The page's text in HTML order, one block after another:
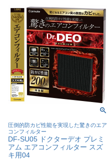
圧倒的防カビ性能を実現した驚きのエア
コンフィルター
DF-SU05 ドクターデオ プレミ
アム エアコンフィルター スズ
キ用04